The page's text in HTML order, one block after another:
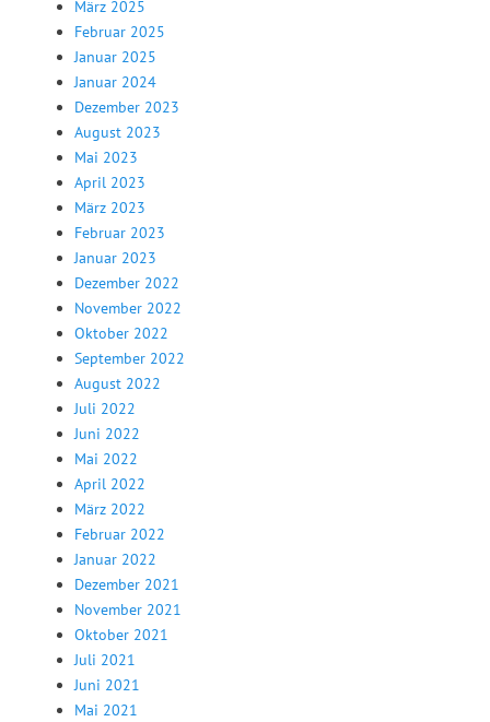
März 2025
Februar 2025
Januar 2025
Januar 2024
Dezember 2023
August 2023
Mai 2023
April 2023
März 2023
Februar 2023
Januar 2023
Dezember 2022
November 2022
Oktober 2022
September 2022
August 2022
Juli 2022
Juni 2022
Mai 2022
April 2022
März 2022
Februar 2022
Januar 2022
Dezember 2021
November 2021
Oktober 2021
Juli 2021
Juni 2021
Mai 2021